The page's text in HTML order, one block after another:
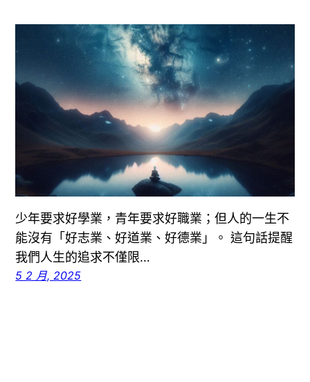
少年要求好學業，青年要求好職業；但人的一生不
能沒有「好志業、好道業、好德業」。 這句話提醒
我們人生的追求不僅限…
5 2 月, 2025